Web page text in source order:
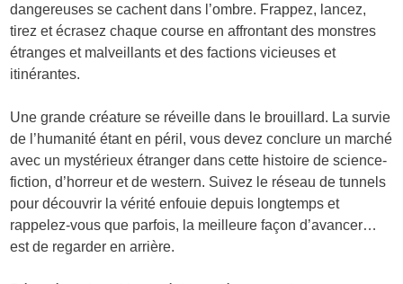
dangereuses se cachent dans l’ombre. Frappez, lancez,
tirez et écrasez chaque course en affrontant des monstres
étranges et malveillants et des factions vicieuses et
itinérantes.
Une grande créature se réveille dans le brouillard. La survie
de l’humanité étant en péril, vous devez conclure un marché
avec un mystérieux étranger dans cette histoire de science-
fiction, d’horreur et de western. Suivez le réseau de tunnels
pour découvrir la vérité enfouie depuis longtemps et
rappelez-vous que parfois, la meilleure façon d’avancer…
est de regarder en arrière.